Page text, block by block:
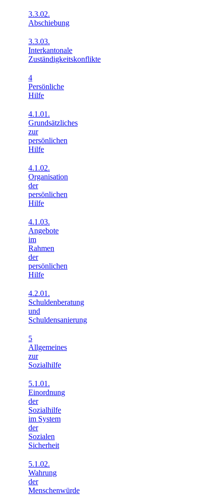
3.3.02.
Abschiebung
3.3.03.
Interkantonale
Zuständigkeitskonflikte
4
Persönliche
Hilfe
4.1.01.
Grundsätzliches
zur
persönlichen
Hilfe
4.1.02.
Organisation
der
persönlichen
Hilfe
4.1.03.
Angebote
im
Rahmen
der
persönlichen
Hilfe
4.2.01.
Schuldenberatung
und
Schuldensanierung
5
Allgemeines
zur
Sozialhilfe
5.1.01.
Einordnung
der
Sozialhilfe
im System
der
Sozialen
Sicherheit
5.1.02.
Wahrung
der
Menschenwürde